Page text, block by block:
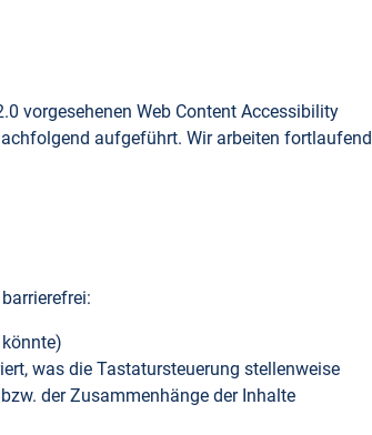
vorgesehenen Web Content Accessibility
aufgeführt. Wir arbeiten fortlaufend
was die Tastatursteuerung stellenweise
der Zusammenhänge der Inhalte